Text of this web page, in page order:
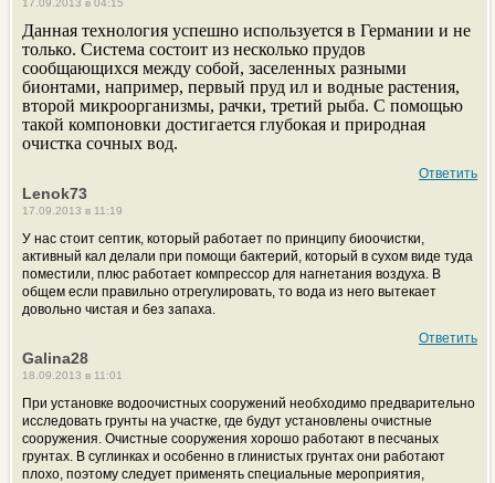
17.09.2013 в 04:15
Данная технология успешно используется в Германии и не
только. Система состоит из несколько прудов
сообщающихся между собой, заселенных разными
бионтами, например, первый пруд ил и водные растения,
второй микроорганизмы, рачки, третий рыба. С помощью
такой компоновки достигается глубокая и природная
очистка сочных вод.
Ответить
Lenok73
17.09.2013 в 11:19
У нас стоит септик, который работает по принципу биоочистки,
активный кал делали при помощи бактерий, который в сухом виде туда
поместили, плюс работает компрессор для нагнетания воздуха. В
общем если правильно отрегулировать, то вода из него вытекает
довольно чистая и без запаха.
Ответить
Galina28
18.09.2013 в 11:01
При установке водоочистных сооружений необходимо предварительно
исследовать грунты на участке, где будут установлены очистные
сооружения. Очистные сооружения хорошо работают в песчаных
грунтах. В суглинках и особенно в глинистых грунтах они работают
плохо, поэтому следует применять специальные мероприятия,